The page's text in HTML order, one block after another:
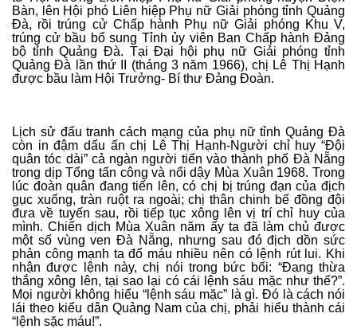
Bàn, lên Hội phó Liên hiệp Phụ nữ Giải phóng tỉnh Quảng
Đà, rồi trúng cử Chấp hành Phụ nữ Giải phóng Khu V,
trúng cử bầu bổ sung Tỉnh ủy viên Ban Chấp hành Đảng
bộ tỉnh Quảng Đà. Tại Đại hội phụ nữ Giải phóng tỉnh
Quảng Đà lần thứ II (tháng 3 năm 1966), chị Lê Thị Hạnh
được bầu làm Hội Trưởng- Bí thư Đảng Đoàn.
Lịch sử đấu tranh cách mạng của phụ nữ tỉnh Quảng Đà
còn in đậm dấu ấn chị Lê Thị Hạnh-Người chỉ huy “Đội
quân tóc dài” cả ngàn người tiến vào thành phố Đà Nẵng
trong dịp Tổng tấn công và nổi dậy Mùa Xuân 1968. Trong
lúc đoàn quân đang tiến lên, có chị bị trúng đạn của địch
gục xuống, tràn ruột ra ngoài; chị thân chinh bế đồng đội
đưa về tuyến sau, rồi tiếp tục xông lên vị trí chỉ huy của
mình. Chiến dịch Mùa Xuân năm ấy ta đã làm chủ được
một số vùng ven Đà Nẵng, nhưng sau đó địch dồn sức
phản công mạnh ta đổ máu nhiều nên có lệnh rút lui. Khi
nhận được lệnh này, chị nói trong bức bối: “Đang thừa
thắng xông lên, tại sao lại có cái lệnh sáu mặc như thế?”.
Mọi người không hiểu “lệnh sáu mặc” là gì. Đó là cách nói
lái theo kiểu dân Quảng Nam của chị, phải hiểu thành cái
“lệnh sặc máu!”.